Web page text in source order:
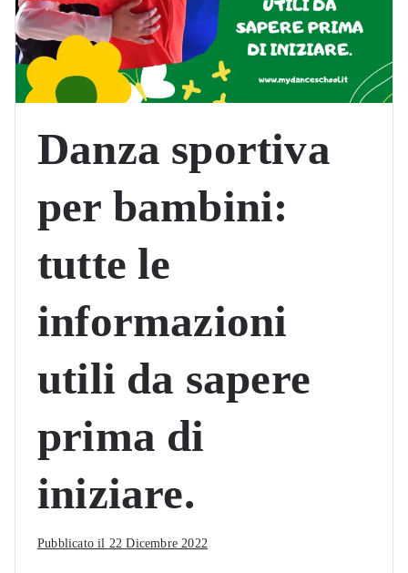
Danza sportiva
per bambini:
tutte le
informazioni
utili da sapere
prima di
iniziare.
Pubblicato il 22 Dicembre 2022